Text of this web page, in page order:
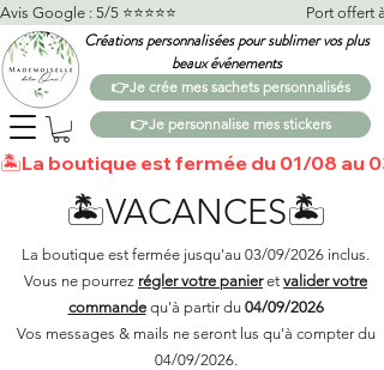
Créations personnalisées pour sublimer vos plus
beaux événements
👉Je crée mes sachets personnalisés
Avis Google : 5/5 ⭐️⭐️⭐️⭐️⭐️
👉Je personnalise mes stickers
🏝️La boutique est fermée du 01/08 au
🏝️VACANCES🏝️
La boutique est fermée jusqu'au 03/09/2026 inclus.
Vous ne pourrez régler votre panieret valider votre
commandequ'à partir du 04/09/2026
Vos messages & mails ne seront lus qu'à compter du
04/09/2026.